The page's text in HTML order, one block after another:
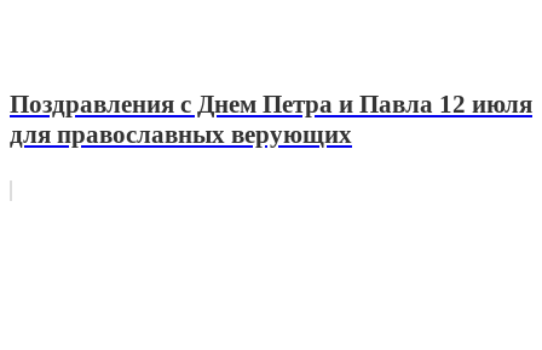
Поздравления с Днем Петра и Павла 12 июля
для православных верующих